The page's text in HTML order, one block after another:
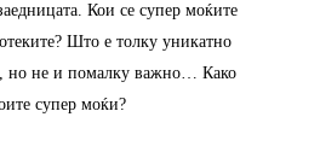
Кои се супер моќите
Што е толку уникатно
но не и помалку важно… Како
супер моќи?
Контакт
Почетна